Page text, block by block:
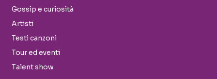
Gossip e curiosità
Artisti
Testi canzoni
Tour ed eventi
Talent show